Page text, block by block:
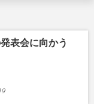
表会に向かう